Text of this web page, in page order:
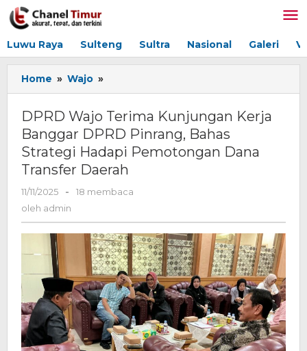
Lewati
ke
Luwu Raya Sulteng Sultra Nasional Galeri
Home » Wajo »
Wajo
Kunjungan
Kerja
Banggar
DPRD
Bahas
Hadapi
Pemotongan
Dana
Transfer
Daerah
DPRD Wajo Terima Kunjungan Kerja
Banggar DPRD Pinrang, Bahas
Strategi Hadapi Pemotongan Dana
Transfer Daerah
11/11/2025
oleh
admin
-
18 membaca
oleh admin